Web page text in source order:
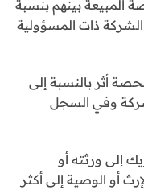
المبيعة بينهم بنسبة
ذات المسؤولية
أثر بالنسبة إلى
وفي السجل
إلى ورثته أو
أو الوصية إلى أكثر